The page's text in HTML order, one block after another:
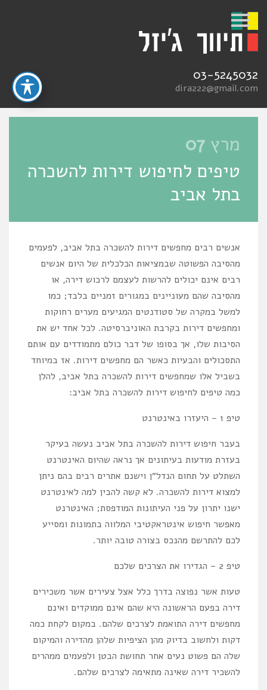
S
k
i
v
i
g
n
03-5245032
dira222@gmail.com
מרץ 07
טיפים לחיפוש דירות להשכרה
בתל אביב
אנשים רבים מחפשים דירות להשכרה בתל אביב, לפעמים
מהסיבה הפשוטה שבמציאות הכלכלית של היום אנשים
רבים אינם יכולים להרשות לעצמם לרכוש דירה, או
מהסיבה שהם מעוניינים במגורים זמניים בלבד; כמו
למשל במקרה של סטודנטים המגיעים מערים רחוקות
ומחפשים דירות בקרבת האוניברסיטה. לכל אחד יש את
הסיבות שלו, אך בסופו של דבר כולם מתמודדים עם אותם
התסכולים והבעיות כאשר הם מחפשים דירות. אז במיוחד
בשביל אלו שמחפשים דירות להשכרה בתל אביב, להלן
כמה טיפים לחיפוש דירות להשכרה בתל אביב:
טיפ 1 – היעזרו באינטרנט
בעבר חיפוש דירות להשכרה בתל אביב נעשה בעיקר
בעזרת מודעות בעיתונים אך נראה שהיום האינטרנט
השתלט על תחום הנדל״ן וישנם אתרים רבים בהם ניתן
למצוא דירות להשכרה. לא קשה להבין למה לאינטרנט
ישנו יתרון על פני העיתונות המודפסת; האינטרנט
מאפשר חיפוש אינטראקטיבי המלווה בתמונות ומסייע
לכם להתרשם מהנכס בצורה טובה יותר.
טיפ 2 – הגדירו את הצרכים שלכם
טעות אשר נפוצה בדרך כלל אצל צעירים אשר משכירים
דירה בפעם הראשונה היא שהם אינם ממוקדים ואינם
מחפשים דירה התואמת לצרכים שלהם. במקום לקחת כמה
דקות ולחשוב בדיוק מהן הציפיות שלהן מהדירה והמיקום
שלה הם פשוט נעים אחר תחושת הבטן ולפעמים ממהרים
להשכיר דירה שאינה מתאימה לצרכים שלהם.